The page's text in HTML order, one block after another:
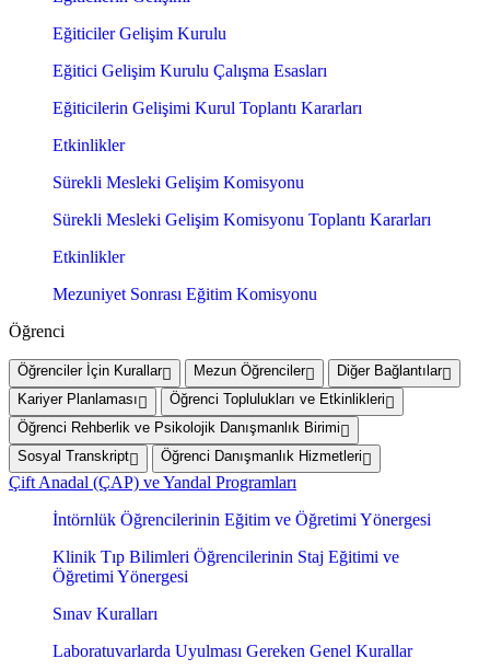
Eğiticiler Gelişim Kurulu
Eğitici Gelişim Kurulu Çalışma Esasları
Eğiticilerin Gelişimi Kurul Toplantı Kararları
Etkinlikler
Sürekli Mesleki Gelişim Komisyonu
Sürekli Mesleki Gelişim Komisyonu Toplantı Kararları
Etkinlikler
Mezuniyet Sonrası Eğitim Komisyonu
Öğrenci
Öğrenciler İçin Kurallar Mezun Öğrenciler
Diğer Bağlantılar
Kariyer Planlaması
Öğrenci Toplulukları ve Etkinlikleri
Öğrenci Rehberlik ve Psikolojik Danışmanlık Birimi
Sosyal Transkript
Öğrenci Danışmanlık Hizmetleri
Çift Anadal (ÇAP) ve Yandal Programları
İntörnlük Öğrencilerinin Eğitim ve Öğretimi Yönergesi
Klinik Tıp Bilimleri Öğrencilerinin Staj Eğitimi ve
Öğretimi Yönergesi
Sınav Kuralları
Laboratuvarlarda Uyulması Gereken Genel Kurallar